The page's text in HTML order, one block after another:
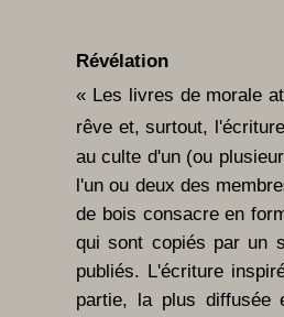
Révélation
« Les livres de morale
rêve et, surtout,
au culte d'un (ou
l'un ou deux des
de bois consacre en
qui sont copiés par un
publiés. L'écriture
partie, la plus diffusée